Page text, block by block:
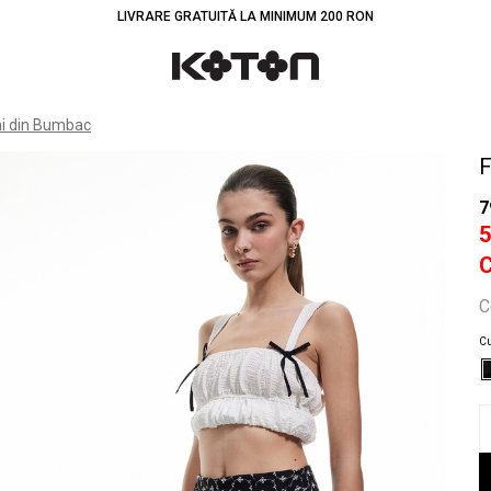
LIVRARE GRATUITĂ LA MINIMUM 200 RON
din Bumbac